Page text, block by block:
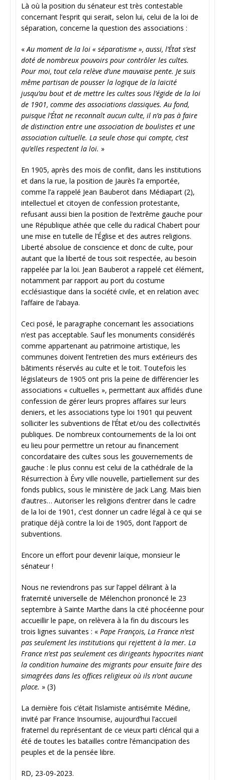
Là où la position du sénateur est très contestable
concernant l’esprit qui serait, selon lui, celui de la loi de
séparation, concerne la question des associations :
« Au moment de la loi « séparatisme », aussi, l’État s’est
doté de nombreux pouvoirs pour contrôler les cultes.
Pour moi, tout cela relève d’une mauvaise pente. Je suis
même partisan de pousser la logique de la laïcité
jusqu’au bout et de mettre les cultes sous l’égide de la loi
de 1901, comme des associations classiques. Au fond,
puisque l’État ne reconnaît aucun culte, il n’a pas à faire
de distinction entre une association de boulistes et une
association cultuelle. La seule chose qui compte, c’est
qu’elles respectent la loi. »
En 1905, après des mois de conflit, dans les institutions
et dans la rue, la position de Jaurès l’a emportée,
comme l’a rappelé Jean Bauberot dans Médiapart (2),
intellectuel et citoyen de confession protestante,
refusant aussi bien la position de l’extrême gauche pour
une République athée que celle du radical Chabert pour
une mise en tutelle de l’Église et des autres religions.
Liberté absolue de conscience et donc de culte, pour
autant que la liberté de tous soit respectée, au besoin
rappelée par la loi. Jean Bauberot a rappelé cet élément,
notamment par rapport au port du costume
ecclésiastique dans la société civile, et en relation avec
l’affaire de l’abaya.
Ceci posé, le paragraphe concernant les associations
n’est pas acceptable. Sauf les monuments considérés
comme appartenant au patrimoine artistique, les
communes doivent l’entretien des murs extérieurs des
bâtiments réservés au culte et le toit. Toutefois les
législateurs de 1905 ont pris la peine de différencier les
associations « cultuelles », permettant aux affidés d’une
confession de gérer leurs propres affaires sur leurs
deniers, et les associations type loi 1901 qui peuvent
solliciter les subventions de l’État et/ou des collectivités
publiques. De nombreux contournements de la loi ont
eu lieu pour permettre un retour au financement
concordataire des cultes sous les gouvernements de
gauche : le plus connu est celui de la cathédrale de la
Résurrection à Évry ville nouvelle, partiellement sur des
fonds publics, sous le ministère de Jack Lang. Mais bien
d’autres… Autoriser les religions d’entrer dans le cadre
de la loi de 1901, c’est donner un cadre légal à ce qui se
pratique déjà contre la loi de 1905, dont l’apport de
subventions.
Encore un effort pour devenir laïque, monsieur le
sénateur !
Nous ne reviendrons pas sur l’appel délirant à la
fraternité universelle de Mélenchon prononcé le 23
septembre à Sainte Marthe dans la cité phocéenne pour
accueillir le pape, on relèvera à la fin du discours les
trois lignes suivantes : « Pape François, La France n’est
pas seulement les institutions qui rejettent à la mer. La
France n’est pas seulement ces dirigeants hypocrites niant
la condition humaine des migrants pour ensuite faire des
simagrées dans les offices religieux où ils n’ont aucune
place. » (3)
La dernière fois c’était l’islamiste antisémite Médine,
invité par France Insoumise, aujourd’hui l’accueil
fraternel du représentant de ce vieux parti clérical qui a
été de toutes les batailles contre l’émancipation des
peuples et de la pensée libre.
RD, 23-09-2023.